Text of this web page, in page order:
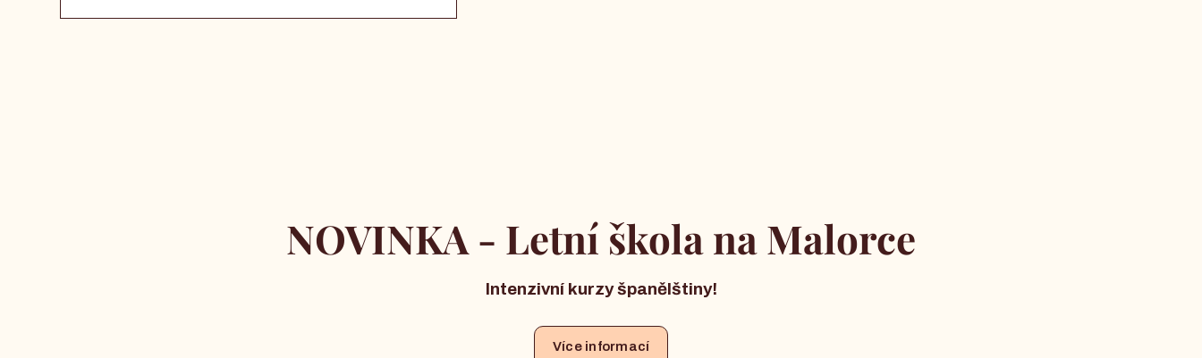
NOVINKA - Letní škola na Malorce
Intenzivní kurzy španělštiny!
Více informací